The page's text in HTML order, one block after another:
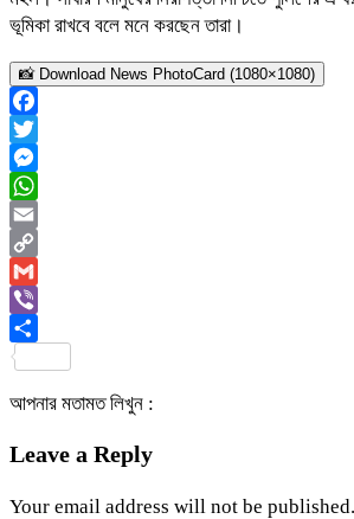
ভূমিকা রাখবে বলে মনে করছেন তারা।
📸 Download News PhotoCard (1080×1080)
Facebook
Twitter
Messenger
WhatsApp
Email
Copy
Link
Gmail
Viber
আপনার মতামত লিখুন :
Leave a Reply
Your email address will not be published.